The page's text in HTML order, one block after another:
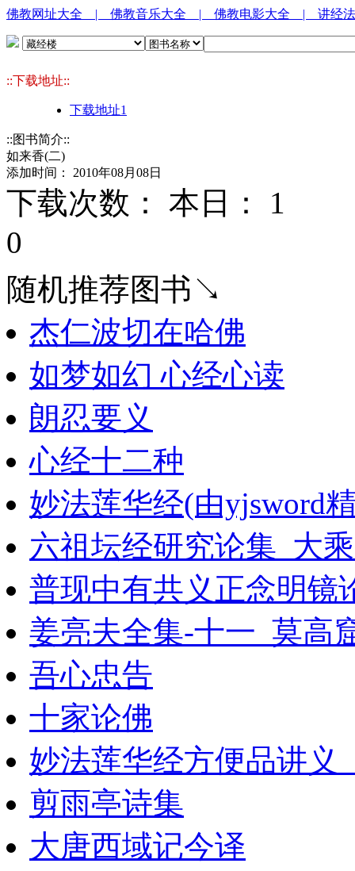
佛教网址大全 | 佛教音乐大全 | 佛教电影大全 | 讲经
::下载地址::
下载地址1
::图书简介::
如来香(二)
添加时间： 2010年08月08日
下载次数： 本日： 1
0
随机推荐图书↘
杰仁波切在哈佛
如梦如幻 心经心读
朗忍要义
心经十二种
妙法莲华经(由yjsword
六祖坛经研究论集_大
普现中有共义正念明镜
姜亮夫全集-十一_莫高
吾心忠告
十家论佛
妙法莲华经方便品讲义
剪雨亭诗集
大唐西域记今译